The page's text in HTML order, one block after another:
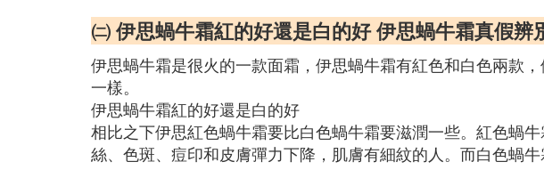
㈡ 伊思蝸牛霜紅的好還是白的好 伊思蝸牛霜真假辨
伊思蝸牛霜是很火的一款面霜，伊思蝸牛霜有紅色和白色兩款
一樣。
伊思蝸牛霜紅的好還是白的好
相比之下伊思紅色蝸牛霜要比白色蝸牛霜要滋潤一些。紅色蝸
絲、色斑、痘印和皮膚彈力下降，肌膚有細紋的人。而白色蝸牛